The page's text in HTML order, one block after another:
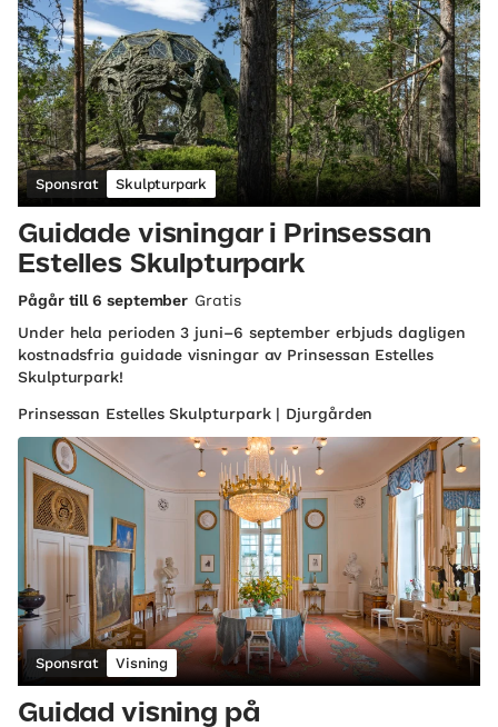
Sponsrat Skulpturpark
Guidade visningar i Prinsessan
Estelles Skulpturpark
Pågår till 6 september Gratis
Under hela perioden 3 juni–6 september erbjuds dagligen
kostnadsfria guidade visningar av Prinsessan Estelles
Skulpturpark!
Prinsessan Estelles Skulpturpark | Djurgården
Sponsrat Visning
Guidad visning på